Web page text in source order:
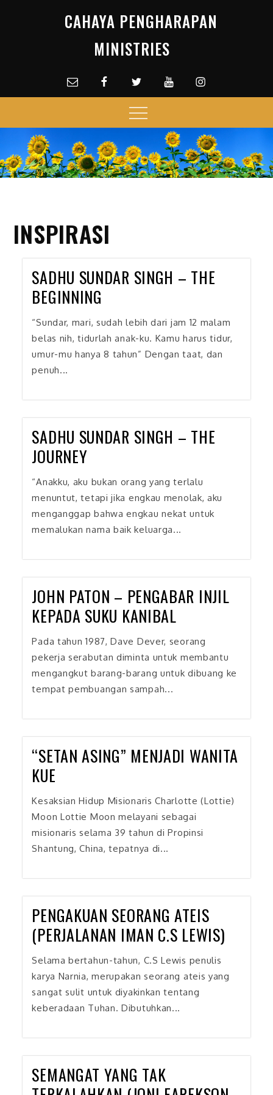
CAHAYA PENGHARAPAN
MINISTRIES
Email facebookTwitterYoutubeInstagram
Menu
INSPIRASI
SADHU SUNDAR SINGH – THE
BEGINNING
“Sundar, mari, sudah lebih dari jam 12 malam
belas nih, tidurlah anak-ku. Kamu harus tidur,
umur-mu hanya 8 tahun” Dengan taat, dan
penuh...
SADHU SUNDAR SINGH – THE
JOURNEY
“Anakku, aku bukan orang yang terlalu
menuntut, tetapi jika engkau menolak, aku
menganggap bahwa engkau nekat untuk
memalukan nama baik keluarga...
JOHN PATON – PENGABAR INJIL
KEPADA SUKU KANIBAL
Pada tahun 1987, Dave Dever, seorang
pekerja serabutan diminta untuk membantu
mengangkut barang-barang untuk dibuang ke
tempat pembuangan sampah...
“SETAN ASING” MENJADI WANITA
KUE
Kesaksian Hidup Misionaris Charlotte (Lottie)
Moon Lottie Moon melayani sebagai
misionaris selama 39 tahun di Propinsi
Shantung, China, tepatnya di...
PENGAKUAN SEORANG ATEIS
(PERJALANAN IMAN C.S LEWIS)
Selama bertahun-tahun, C.S Lewis penulis
karya Narnia, merupakan seorang ateis yang
sangat sulit untuk diyakinkan tentang
keberadaan Tuhan. Dibutuhkan...
SEMANGAT YANG TAK